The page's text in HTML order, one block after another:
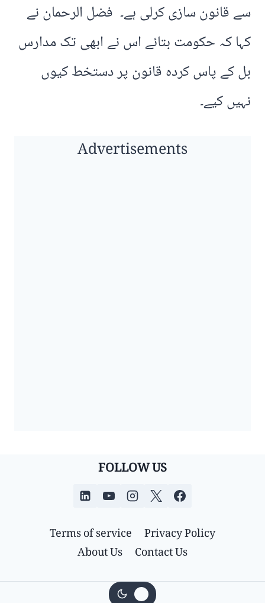
سے قانون سازی کرلی ہے۔ فضل الرحمان نے
کہا کہ حکومت بتائے اس نے ابھی تک مدارس
بل کے پاس کردہ قانون پر دستخط کیوں
نہیں کیے۔
Advertisements
FOLLOW US
Privacy Policy
Terms of service
Contact Us
About Us